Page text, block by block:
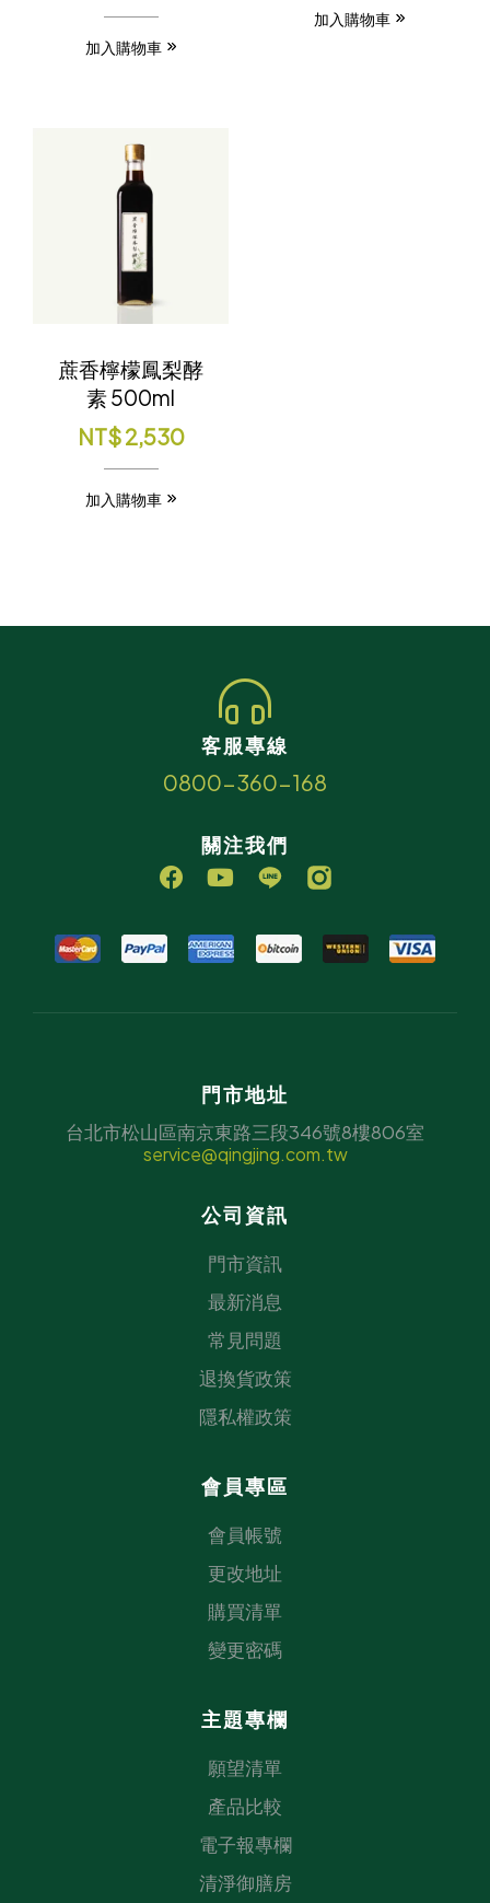
加入購物車
加入購物車
蔗香檸檬鳳梨酵
素 500ml
NT$2,530
加入購物車
客服專線
0800-360-168
關注我們
門市地址
台北市松山區南京東路三段346號8樓806室
service@qingjing.com.tw
公司資訊
門市資訊
最新消息
常見問題
退換貨政策
隱私權政策
會員專區
會員帳號
更改地址
購買清單
變更密碼
主題專欄
願望清單
產品比較
電子報專欄
清淨御膳房